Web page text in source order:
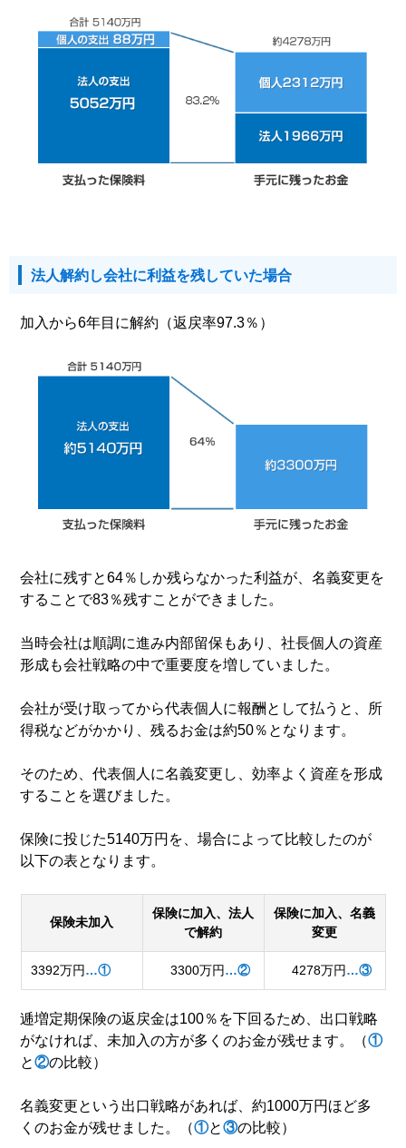
法人解約し会社に利益を残していた場合
加入から6年目に解約（返戻率97.3％）
会社に残すと64％しか残らなかった利益が、名義変更を
することで83％残すことができました。
当時会社は順調に進み内部留保もあり、社長個人の資産
形成も会社戦略の中で重要度を増していました。
会社が受け取ってから代表個人に報酬として払うと、所
得税などがかかり、残るお金は約50％となります。
そのため、代表個人に名義変更し、効率よく資産を形成
することを選びました。
保険に投じた5140万円を、場合によって比較したのが
以下の表となります。
保険未加入
保険に加入、法人
で解約
保険に加入、名義
変更
3392万円…① 3300万円…② 4278万円…③
逓増定期保険の返戻金は100％を下回るため、出口戦略
がなければ、未加入の方が多くのお金が残せます。（①
と②の比較）
名義変更という出口戦略があれば、約1000万円ほど多
くのお金が残せました。（①と③の比較）